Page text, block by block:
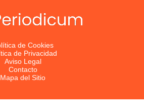
de Cookies
de Privacidad
Aviso Legal
Contacto
Mapa del Sitio